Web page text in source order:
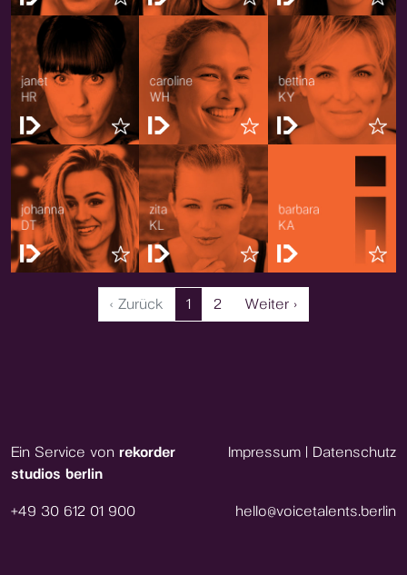
‹ Zurück 1 2 Weiter ›
Ein Service von rekorder
studios berlin
Impressum | Datenschutz
+49 30 612 01 900 hello@voicetalents.berlin